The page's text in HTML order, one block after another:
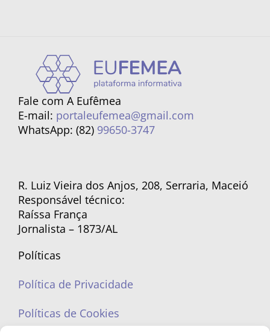
Fale com A Eufêmea
E-mail: portaleufemea@gmail.com
WhatsApp: (82) 99650-3747
R. Luiz Vieira dos Anjos, 208, Serraria, Maceió
Responsável técnico:
Raíssa França
Jornalista – 1873/AL
Políticas
Política de Privacidade
Políticas de Cookies